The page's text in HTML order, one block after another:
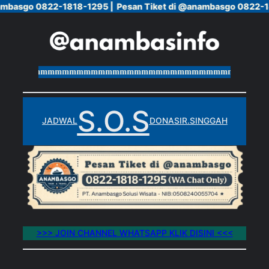
0822-1818-1295 | Pesan Tiket di @anambasgo 0822-
JADWALS.O.SDONASIR.SINGGAH
>>> JOIN CHANNEL WHATSAPP KLIK DISINI <<<
0822-1818-1295 | Pesan Tiket di @anambasgo 0822-